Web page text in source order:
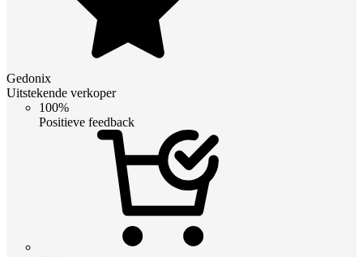
Gedonix
Uitstekende verkoper
100%
Positieve feedback